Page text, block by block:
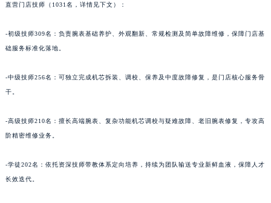
直营门店技师（1031名，详情见下文）：
-初级技师309名：负责腕表基础养护、外观翻新、常规检测及简单故障维修，保障门店基
础服务标准化落地。
-中级技师256名：可独立完成机芯拆装、调校、保养及中度故障修复，是门店核心服务骨
干。
-高级技师210名：擅长高端腕表、复杂功能机芯调校与疑难故障、老旧腕表修复，专攻高
阶精密维修业务。
-学徒202名：依托资深技师带教体系定向培养，持续为团队输送专业新鲜血液，保障人才
长效迭代。